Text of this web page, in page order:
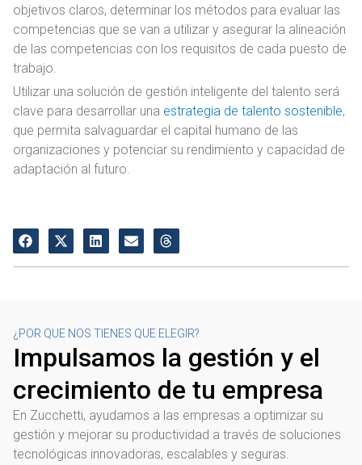
objetivos claros, determinar los métodos para evaluar las
competencias que se van a utilizar y asegurar la alineación
de las competencias con los requisitos de cada puesto de
trabajo.
Utilizar una solución de gestión inteligente del talento será
clave para desarrollar una estrategia de talento sostenible,
que permita salvaguardar el capital humano de las
organizaciones y potenciar su rendimiento y capacidad de
adaptación al futuro.
¿POR QUE NOS TIENES QUE ELEGIR?
Impulsamos la gestión y el
crecimiento de tu empresa
En Zucchetti, ayudamos a las empresas a optimizar su
gestión y mejorar su productividad a través de soluciones
tecnológicas innovadoras, escalables y seguras.